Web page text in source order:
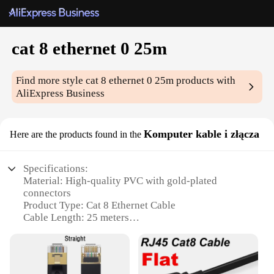
cat 8 ethernet 0 25m
Find more stylecat 8 ethernet 0 25m products with
AliExpress Business
Here are the products found in the Komputer kable i złącza
Specifications:
Material: High-quality PVC with gold-plated
connectors
Product Type: Cat 8 Ethernet Cable
Cable Length: 25 meters
exterior
Performance: Supports speeds up to 40 Gbps and
2000 MHz bandwidth